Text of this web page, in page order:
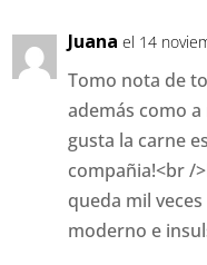
Juana el 14
Tomo nota de
además como
gusta la carne
compañia!<br /
queda mil
moderno e